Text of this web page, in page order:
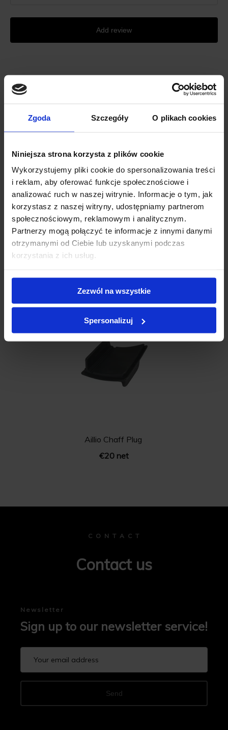
Zgoda Szczegóły O plikach cookies
Niniejsza strona korzysta z plików cookie
Wykorzystujemy pliki cookie do spersonalizowania treści
i reklam, aby oferować funkcje społecznościowe i
analizować ruch w naszej witrynie. Informacje o tym, jak
korzystasz z naszej witryny, udostępniamy partnerom
społecznościowym, reklamowym i analitycznym.
Partnerzy mogą połączyć te informacje z innymi danymi
otrzymanymi od Ciebie lub uzyskanymi podczas
korzystania z ich usług.
Zezwól na wszystkie
Spersonalizuj
Add review
Related products
Aillio Chaff Filter
€20 net
Aillio Chaff Plug
€20 net
C O N T A C T
Contact us
Newsletter
Sign up to our newsletter service!
Send